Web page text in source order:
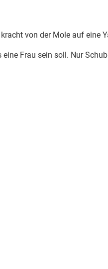
von der Mole auf eine
Frau sein soll. Nur